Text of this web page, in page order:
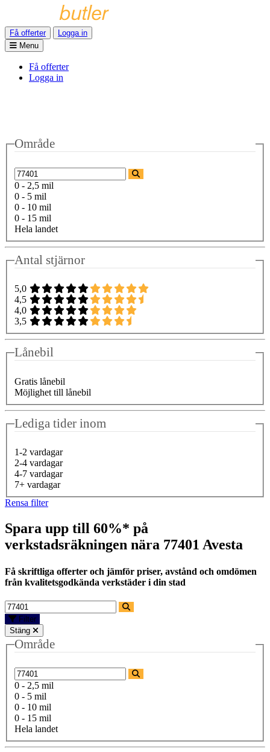
Få offerter
Logga in
Menu
Få offerter
Logga in
Område
0 - 2,5 mil
0 - 5 mil
0 - 10 mil
0 - 15 mil
Hela landet
Antal stjärnor
5,0
4,5
4,0
3,5
Lånebil
Gratis lånebil
Möjlighet till lånebil
Lediga tider inom
1-2 vardagar
2-4 vardagar
4-7 vardagar
7+ vardagar
Rensa filter
Spara upp till 60%* på
verkstadsräkningen nära 77401 Avesta
Få skriftliga offerter och jämför priser, avstånd och omdömen
från kvalitetsgodkända verkstäder i din stad
Filter
Stäng
Område
0 - 2,5 mil
0 - 5 mil
0 - 10 mil
0 - 15 mil
Hela landet